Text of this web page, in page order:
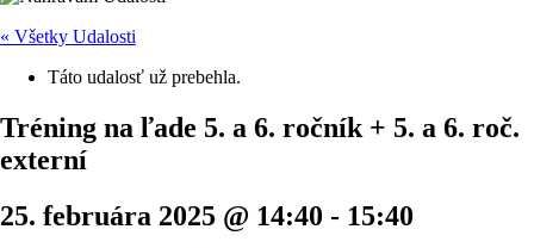
« Všetky Udalosti
Táto udalosť už prebehla.
Tréning na ľade 5. a 6. ročník + 5. a 6. roč.
externí
25. februára 2025 @ 14:40 - 15:40